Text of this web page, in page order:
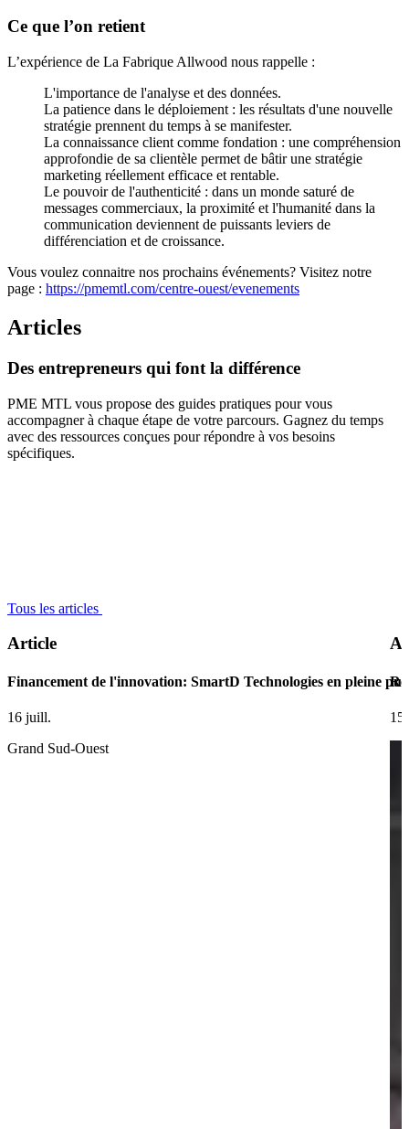
Ce que l’on retient
L’expérience de La Fabrique Allwood nous rappelle :
L'importance de l'analyse et des données.
La patience dans le déploiement : les résultats d'une nouvelle
stratégie prennent du temps à se manifester.
La connaissance client comme fondation : une compréhension
approfondie de sa clientèle permet de bâtir une stratégie
marketing réellement efficace et rentable.
Le pouvoir de l'authenticité : dans un monde saturé de
messages commerciaux, la proximité et l'humanité dans la
communication deviennent de puissants leviers de
différenciation et de croissance.
Vous voulez connaitre nos prochains événements? Visitez notre
page : https://pmemtl.com/centre-ouest/evenements
Articles
Des entrepreneurs qui font la différence
PME MTL vous propose des guides pratiques pour vous
accompagner à chaque étape de votre parcours. Gagnez du temps
avec des ressources conçues pour répondre à vos besoins
spécifiques.
Tous les articles
Article
Financement de l'innovation: SmartD Technologies en pleine
16 juill.
Grand Sud-Ouest
15